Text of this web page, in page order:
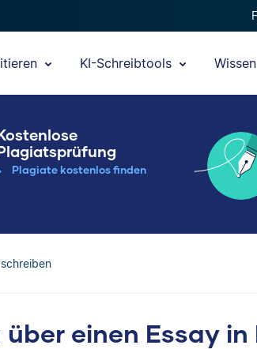
KI-Schreibtools Wissen
Plagiate kostenlos finden
über einen Essay